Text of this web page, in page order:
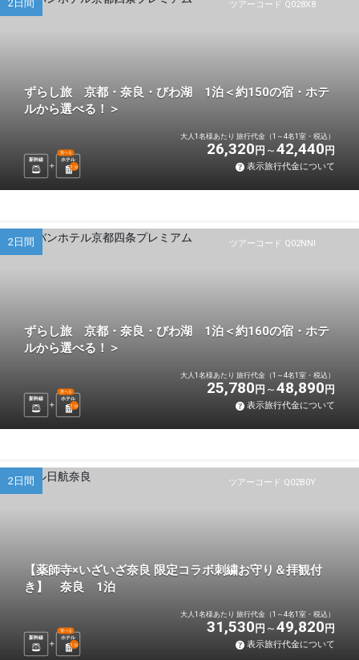
ツアーコード Q028X8
2日間
ずらし旅 京都・奈良・びわ湖 1泊＜約150の宿・ホテ
ルから選べる！＞
新幹線 ホテル
選べる
1 泊
大人1名様あたり 旅行代金（1～4名1室・税込）
26,320 円 42,440 円
表示旅行代金について
ツアーコード Q02NNI
2日間
ずらし旅 京都・奈良・びわ湖 1泊＜約160の宿・ホテ
ルから選べる！＞
新幹線 ホテル
選べる
1 泊
大人1名様あたり 旅行代金（1～4名1室・税込）
25,780 円 48,890 円
表示旅行代金について
ツアーコード Q02B0Y
2日間
【薬師寺×いざいざ奈良 限定コラボ刺繍お守り＆拝観付
き】 奈良 1泊
新幹線 ホテル
選べる
1 泊
大人1名様あたり 旅行代金（1～4名1室・税込）
31,530 円 49,820 円
表示旅行代金について